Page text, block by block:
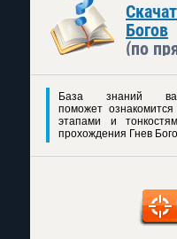
Богов
(по
База знаний
поможет ознакомится
этапами и
прохождения Гнев